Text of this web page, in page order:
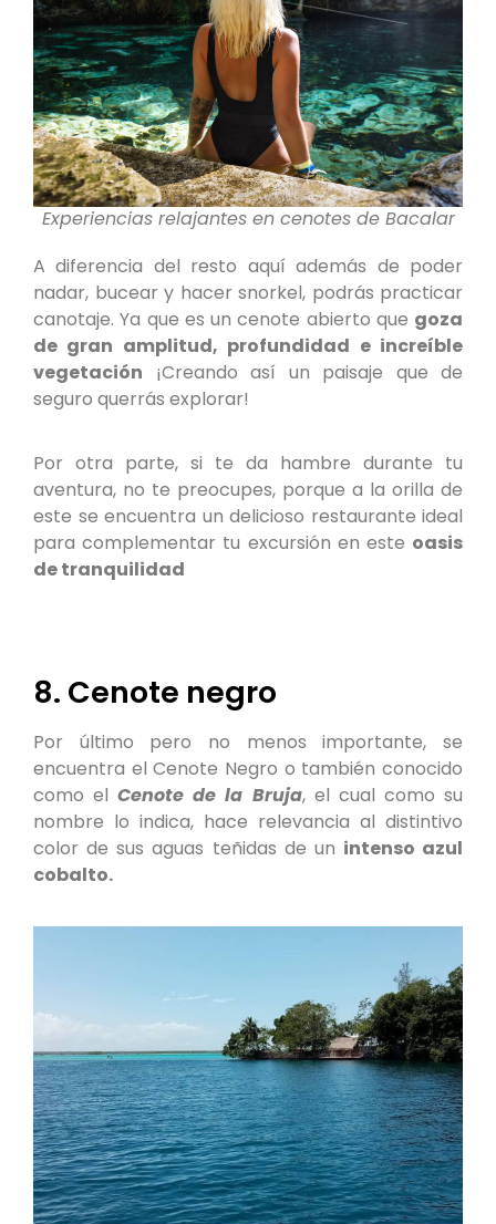
Experiencias relajantes en cenotes de Bacalar
A diferencia del resto aquí además de poder
nadar, bucear y hacer snorkel, podrás practicar
canotaje. Ya que es un cenote abierto que goza
de gran amplitud, profundidad e increíble
vegetación ¡Creando así un paisaje que de
seguro querrás explorar!
Por otra parte, si te da hambre durante tu
aventura, no te preocupes, porque a la orilla de
este se encuentra un delicioso restaurante ideal
para complementar tu excursión en este oasis
de tranquilidad
8. Cenote negro
Por último pero no menos importante, se
encuentra el Cenote Negro o también conocido
como elCenote de la Bruja, el cual como su
nombre lo indica, hace relevancia al distintivo
color de sus aguas teñidas de un intenso azul
cobalto.